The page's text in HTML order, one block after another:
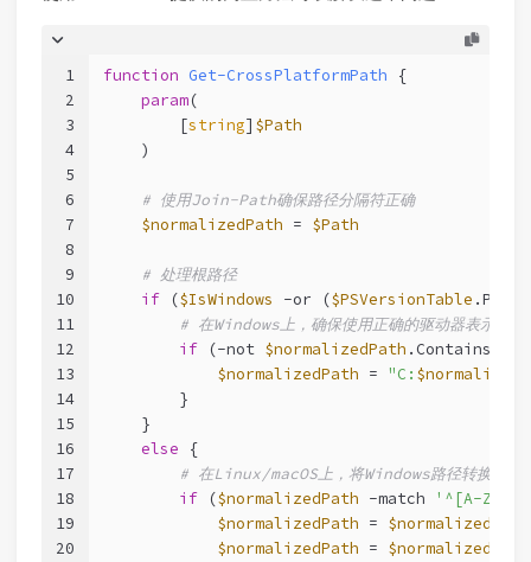
1
2
3
4
5
6
7
8
9
10
11
12
13
14
15
16
17
18
19
20
function Get-CrossPlatformPath {
param(
        [
string] $Path
    )
# 使用Join-Path确保路径分隔符正确
$normalizedPath = $Path
# 处理根路径
if ($IsWindows -or ($PSVersionTable
# 在Windows上，确保使用正确的驱动器表示法
if (-not $normalizedPath .Contains(
$normalizedPath = "C:
        }
    }
else {
# 在Linux/macOS上，将Windows路径转换为
if ($normalizedPath -match
'^[A-Za-
$normalizedPath = $normalizedPath
$normalizedPath = $normalizedPath